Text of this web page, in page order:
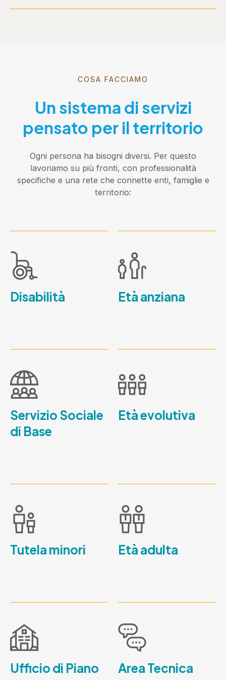
COSA FACCIAMO
Un sistema di servizi
pensato per il territorio
Ogni persona ha bisogni diversi. Per questo
lavoriamo su più fronti, con professionalità
specifiche e una rete che connette enti, famiglie e
territorio:
Disabilità Età anziana
Servizio Sociale
di Base
Età evolutiva
Tutela minori Età adulta
Ufficio di Piano Area Tecnica